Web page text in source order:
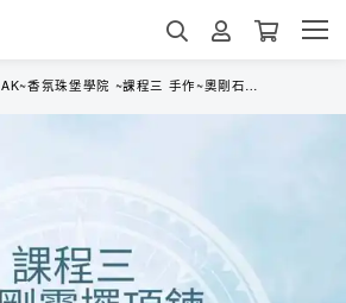
AK~香氛珠堡學院 ~課程三 手作~奧剛石 靈擺項鍊